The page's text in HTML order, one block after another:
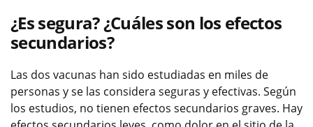
¿Es segura? ¿Cuáles son los efectos
secundarios?
Las dos vacunas han sido estudiadas en miles de
personas y se las considera seguras y efectivas. Según
los estudios, no tienen efectos secundarios graves. Hay